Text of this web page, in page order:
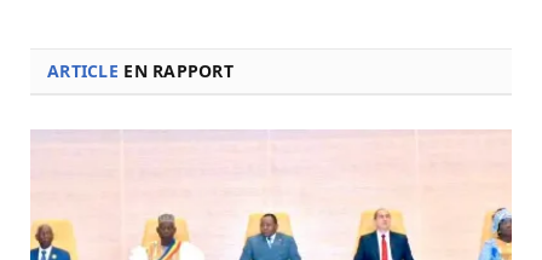
ARTICLE EN RAPPORT